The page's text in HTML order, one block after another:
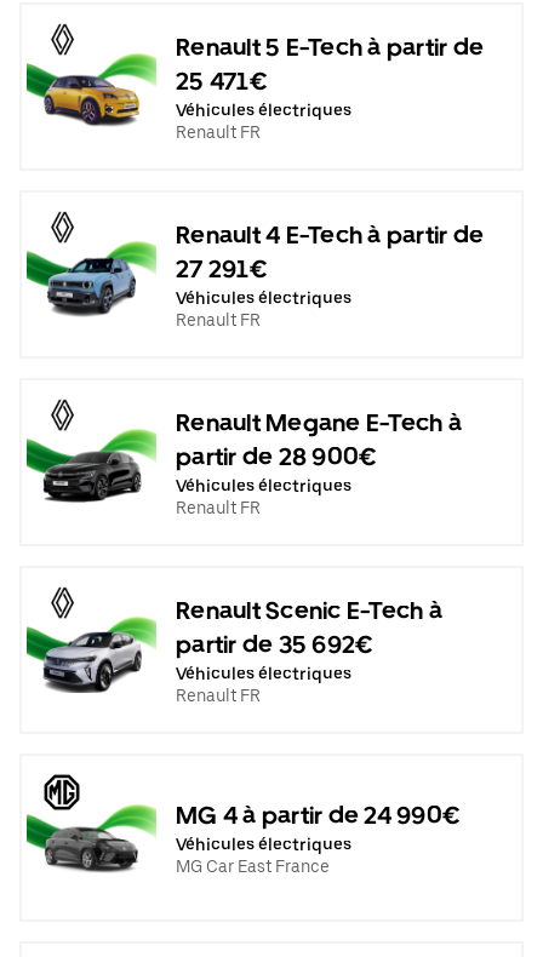
Renault 5 E-Tech à partir de
25 471€
Véhicules électriques
Renault FR
Renault 4 E-Tech à partir de
27 291€
Véhicules électriques
Renault FR
Renault Megane E-Tech à
partir de 28 900€
Véhicules électriques
Renault FR
Renault Scenic E-Tech à
partir de 35 692€
Véhicules électriques
Renault FR
MG 4 à partir de 24 990€
Véhicules électriques
MG Car East France